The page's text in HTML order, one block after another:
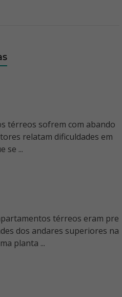
térreos sofrem com abando
relatam dificuldades em
se ...
térreos eram pre
dos andares superiores na
planta ...